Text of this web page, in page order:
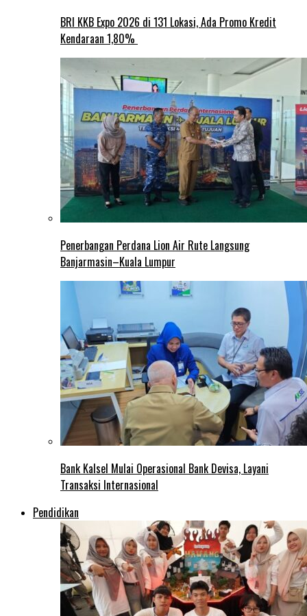
BRI KKB Expo 2026 di 131 Lokasi, Ada Promo Kredit
Kendaraan 1,80%
Penerbangan Perdana Lion Air Rute Langsung
Banjarmasin–Kuala Lumpur
Bank Kalsel Mulai Operasional Bank Devisa, Layani
Transaksi Internasional
Pendidikan